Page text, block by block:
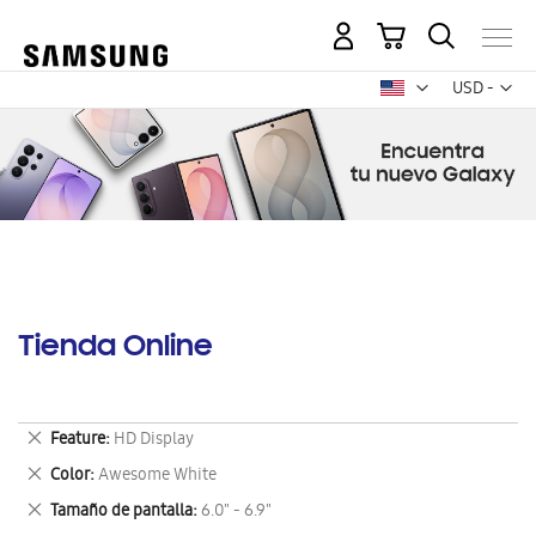
USD -
dólar
Mi carrito
Tienda Online
Feature HD Display
Eliminar
este
artículo
Color Awesome White
Eliminar
este
artículo
Tamaño de pantalla 6.0" - 6.9"
Eliminar